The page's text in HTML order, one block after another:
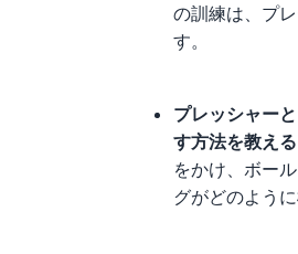
の訓練は、プ
す。
プレッシャー
す方法を教え
をかけ、ボー
グがどのよう